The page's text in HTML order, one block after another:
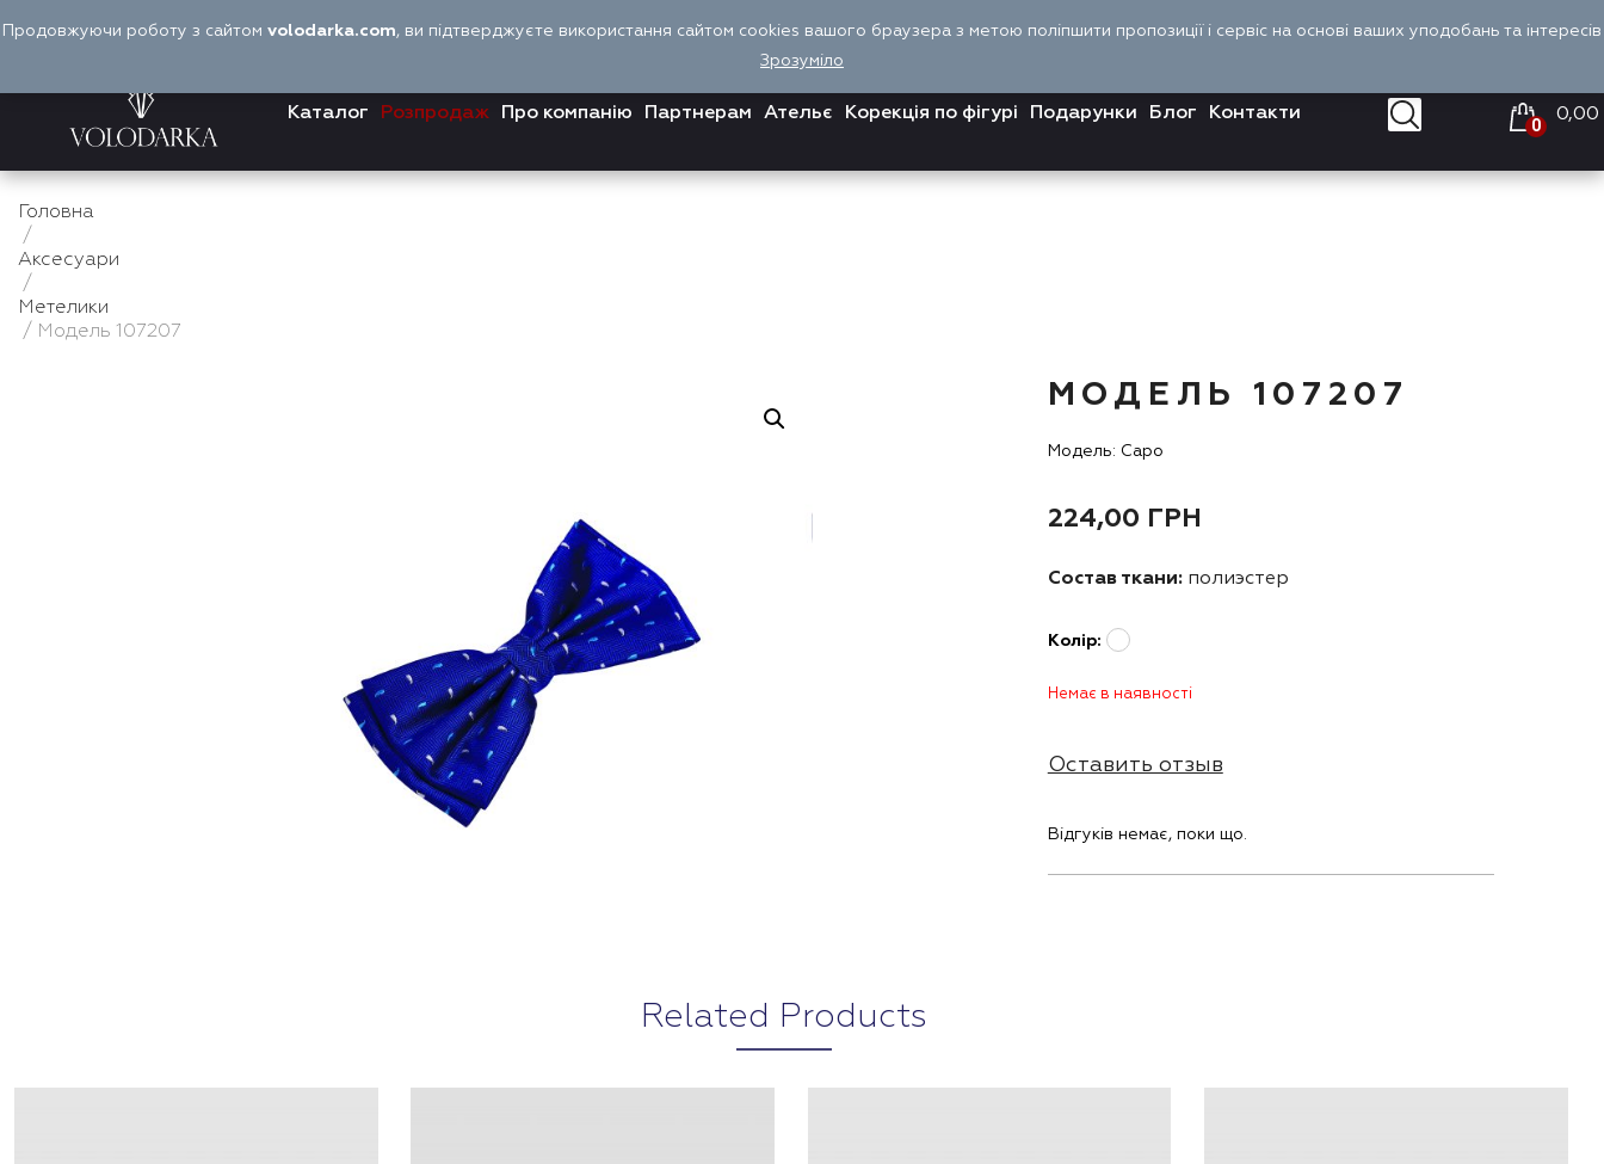
до
UA
Войти
Оплата і доставка
Каталог Розпродаж Про компанію Партнерам Ательє Корекція по фігурі Подарунки Блог Контакти
0
0,00
Головна
/
Аксесуари
/
Метелики
/ Модель 107207
МОДЕЛЬ 107207
Модель: Capo
224,00 ГРН
Состав ткани: полиэстер
Колір:
Немає в наявності
Оставить отзыв
Відгуків немає, поки що.
Related Products
Продовжуючи роботу з сайтом volodarka.com, ви підтверджуєте використання сайтом cookies вашого браузера з метою поліпшити пропозиції і сервіс на основі ваших уподобань та інтересів
Зрозуміло